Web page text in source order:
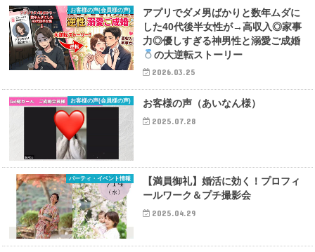
お客様の声(会員様の声)
アプリでダメ男ばかりと数年ムダに
した40代後半女性が→高収入◎家事
力◎優しすぎる神男性と溺愛ご成婚
の大逆転ストーリー
2026.03.25
お客様の声(会員様の声) お客様の声（あいなん様）
2025.07.28
パーティ・イベント情報
【満員御礼】婚活に効く！プロフィ
ールワーク＆プチ撮影会
2025.04.29